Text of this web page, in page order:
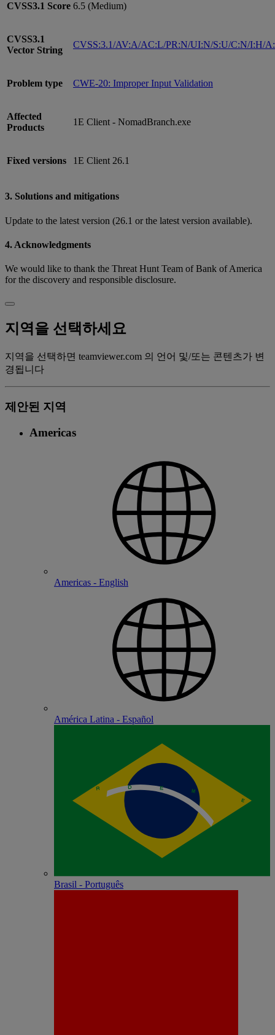
CVSS3.1 Score 6.5 (Medium)
CVSS3.1
Vector String
CVSS:3.1/AV:A/AC:L/PR:N/UI:N/S:U/C:N/I:H/
Problem type CWE-20: Improper Input Validation
Affected
Products
1E Client - NomadBranch.exe
Fixed versions 1E Client 26.1
3. Solutions and mitigations
Update to the latest version (26.1 or the latest version available).
4. Acknowledgments
We would like to thank the Threat Hunt Team of Bank of America
for the discovery and responsible disclosure.
지역을 선택하세요
지역을 선택하면 teamviewer.com 의 언어 및/또는 콘텐츠가 변
경됩니다
제안된 지역
Americas
Americas - English
América Latina - Español
Brasil - Português